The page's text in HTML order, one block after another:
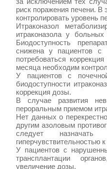
риск поражения печени. В
контролировать уровень
Итраконазол
итраконазола у
Биодоступность
снижена у пациентов с
потребоваться
месяца необходим
У пациентов с
биодоступности
коррекция дозы.
В случае развития
пероральным приемом
Нет данных о
другим азоловым
следует
гиперчувствительностью
У пациентов с
трансплантации
увеличение дозы.